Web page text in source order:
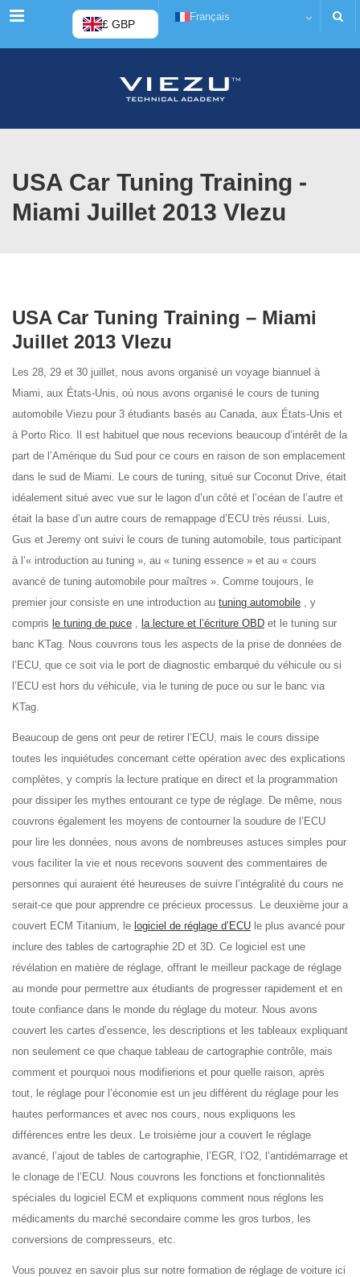
Menu £ GBP
Français
USA Car Tuning Training -
Miami Juillet 2013 VIezu
USA Car Tuning Training – Miami
Juillet 2013 VIezu
Les 28, 29 et 30 juillet, nous avons organisé un voyage biannuel à
Miami, aux États-Unis, où nous avons organisé le cours de tuning
automobile Viezu pour 3 étudiants basés au Canada, aux États-Unis et
à Porto Rico. Il est habituel que nous recevions beaucoup d’intérêt de la
part de l’Amérique du Sud pour ce cours en raison de son emplacement
dans le sud de Miami. Le cours de tuning, situé sur Coconut Drive, était
idéalement situé avec vue sur le lagon d’un côté et l’océan de l’autre et
était la base d’un autre cours de remappage d’ECU très réussi. Luis,
Gus et Jeremy ont suivi le cours de tuning automobile, tous participant
à l’« introduction au tuning », au « tuning essence » et au « cours
avancé de tuning automobile pour maîtres ». Comme toujours, le
premier jour consiste en une introduction au tuning automobile , y
compris le tuning de puce , la lecture et l’écriture OBD et le tuning sur
banc KTag. Nous couvrons tous les aspects de la prise de données de
l’ECU, que ce soit via le port de diagnostic embarqué du véhicule ou si
l’ECU est hors du véhicule, via le tuning de puce ou sur le banc via
KTag.
Beaucoup de gens ont peur de retirer l’ECU, mais le cours dissipe
toutes les inquiétudes concernant cette opération avec des explications
complètes, y compris la lecture pratique en direct et la programmation
pour dissiper les mythes entourant ce type de réglage. De même, nous
couvrons également les moyens de contourner la soudure de l’ECU
pour lire les données, nous avons de nombreuses astuces simples pour
vous faciliter la vie et nous recevons souvent des commentaires de
personnes qui auraient été heureuses de suivre l’intégralité du cours ne
serait-ce que pour apprendre ce précieux processus. Le deuxième jour a
couvert ECM Titanium, le logiciel de réglage d’ECU le plus avancé pour
inclure des tables de cartographie 2D et 3D. Ce logiciel est une
révélation en matière de réglage, offrant le meilleur package de réglage
au monde pour permettre aux étudiants de progresser rapidement et en
toute confiance dans le monde du réglage du moteur. Nous avons
couvert les cartes d’essence, les descriptions et les tableaux expliquant
non seulement ce que chaque tableau de cartographie contrôle, mais
comment et pourquoi nous modifierions et pour quelle raison, après
tout, le réglage pour l’économie est un jeu différent du réglage pour les
hautes performances et avec nos cours, nous expliquons les
différences entre les deux. Le troisième jour a couvert le réglage
avancé, l’ajout de tables de cartographie, l’EGR, l’O2, l’antidémarrage et
le clonage de l’ECU. Nous couvrons les fonctions et fonctionnalités
spéciales du logiciel ECM et expliquons comment nous réglons les
médicaments du marché secondaire comme les gros turbos, les
conversions de compresseurs, etc.
Vous pouvez en savoir plus sur notre formation de réglage de voiture ici